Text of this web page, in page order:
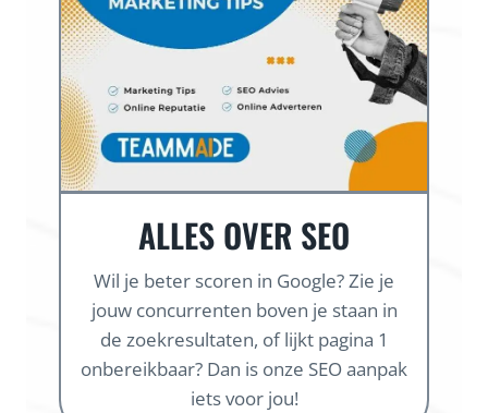
ALLES OVER SEO
Wil je beter scoren in Google? Zie je
jouw concurrenten boven je staan in
de zoekresultaten, of lijkt pagina 1
onbereikbaar? Dan is onze SEO aanpak
iets voor jou!